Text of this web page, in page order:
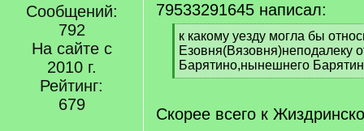
Сообщений:
792
На сайте с
2010 г.
Рейтинг:
679
79533291645 написал:
[
q
]
к какому уезду могла бы
Езовня(Вязовня)неподалеку
Барятино,нынешнего
[
q
]
Скорее всего к